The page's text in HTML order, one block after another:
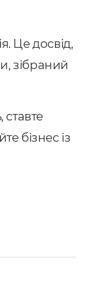
Це досвід,
зібраний
ставте
бізнес із